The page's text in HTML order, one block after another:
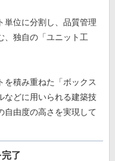
単位に分割し、品質管理
、独自の「ユニット工
を積み重ねた「ボックス
などに用いられる建築技
自由度の高さを実現して
了